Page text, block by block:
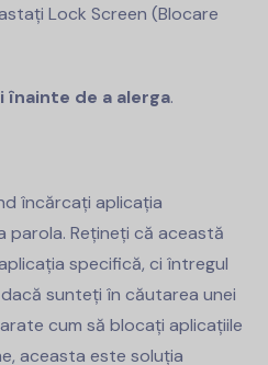
Lock Screen (Blocare
de a alerga.
încărcați aplicația
parola. Rețineți că această
specifică, ci întregul
sunteți în căutarea unei
cum să blocați aplicațiile
aceasta este soluția